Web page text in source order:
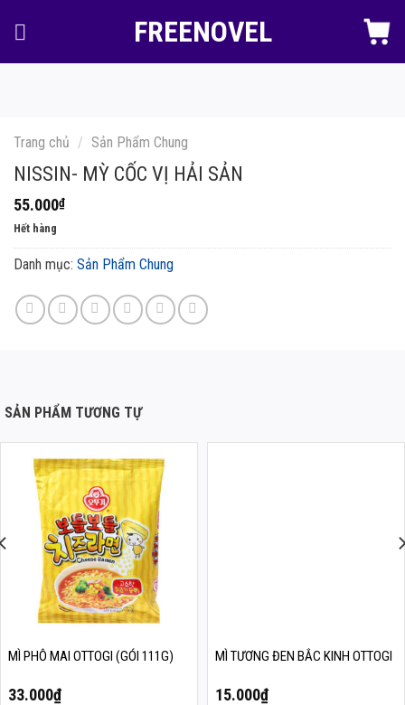
FREENOVEL
Trang chủ / Sản Phẩm Chung
NISSIN- MỲ CỐC VỊ HẢI SẢN
55.000₫
Hết hàng
Danh mục: Sản Phẩm Chung
SẢN PHẨM TƯƠNG TỰ
MÌ PHÔ MAI OTTOGI (GÓI 111G)
33.000₫
MÌ TƯƠNG ĐEN BẮC KINH OTTOGI
15.000₫